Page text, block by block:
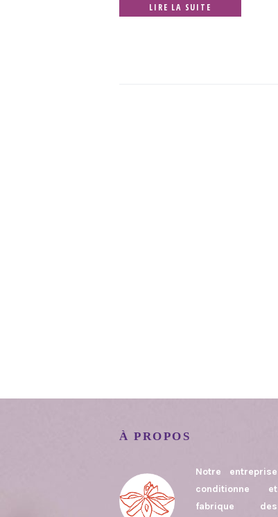
LIRE LA SUITE
À PROPOS
Notre entreprise
conditionne et
fabrique des